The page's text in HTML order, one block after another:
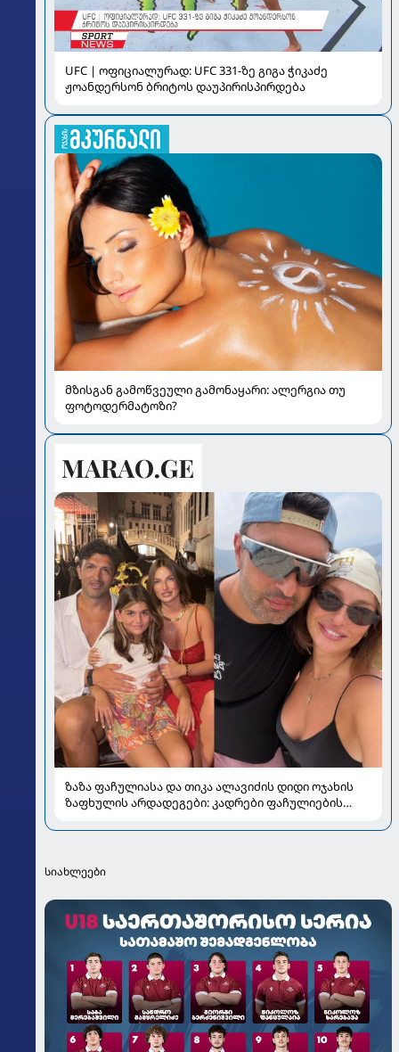
UFC | ოფიციალურად: UFC 331-ზე გიგა ჭიკაძე
ჟოანდერსონ ბრიტოს დაუპირისპირდება
მზისგან გამოწვეული გამონაყარი: ალერგია თუ
ფოტოდერმატოზი?
ზაზა ფაჩულიასა და თიკა ალავიძის დიდი ოჯახის
ზაფხულის არდადეგები: კადრები ფაჩულიების
სიახლეები